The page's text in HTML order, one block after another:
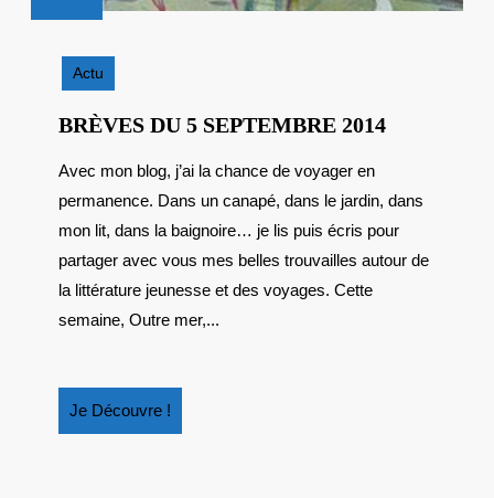
2014
Actu
BRÈVES DU 5 SEPTEMBRE 2014BRÈVES
2014
Avec mon blog, j’ai la chance de voyager en
permanence. Dans un canapé, dans le jardin, dans
mon lit, dans la baignoire… je lis puis écris pour
partager avec vous mes belles trouvailles autour de
la littérature jeunesse et des voyages. Cette
semaine, Outre mer,...
Je Découvre !
Découvre